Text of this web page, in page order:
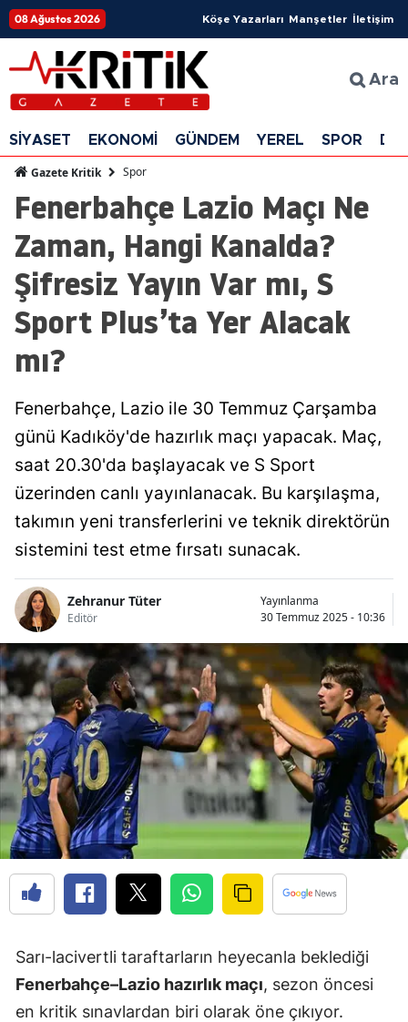
08 Ağustos 2026 Köşe Yazarları Manşetler İletişim
Ara
SİYASET EKONOMİ GÜNDEM YEREL SPOR
Gazete Kritik Spor
Fenerbahçe Lazio Maçı Ne
Zaman, Hangi Kanalda?
Şifresiz Yayın Var mı, S
Sport Plus’ta Yer Alacak
mı?
Fenerbahçe, Lazio ile 30 Temmuz Çarşamba
günü Kadıköy'de hazırlık maçı yapacak. Maç,
saat 20.30'da başlayacak ve S Sport
üzerinden canlı yayınlanacak. Bu karşılaşma,
takımın yeni transferlerini ve teknik direktörün
sistemini test etme fırsatı sunacak.
Zehranur Tüter
Editör
Yayınlanma
30 Temmuz 2025 - 10:36
Sarı-lacivertli taraftarların heyecanla beklediği
Fenerbahçe–Lazio hazırlık maçı, sezon öncesi
en kritik sınavlardan biri olarak öne çıkıyor.